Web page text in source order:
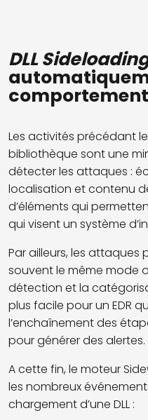
DLL
Les activités précédant
bibliothèque sont une
détecter les attaques :
localisation et contenu
d’éléments qui
qui visent un système
Par ailleurs, les attaques
souvent le même mode
détection et la
plus facile pour un EDR
l’enchaînement des
pour générer des alertes.
A cette fin, le moteur
les nombreux
chargement d’une DLL :